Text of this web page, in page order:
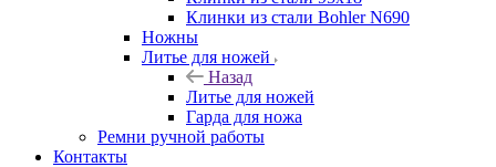
Клинки из стали Bohler N690
Ножны
Литье для ножей
Назад
Литье для ножей
Гарда для ножа
Ремни ручной работы
Контакты